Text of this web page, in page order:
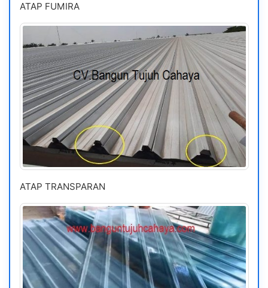
ATAP FUMIRA
ATAP TRANSPARAN